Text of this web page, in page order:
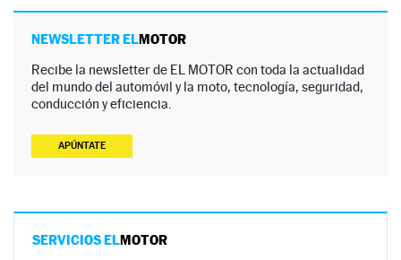
NEWSLETTER ELMOTOR
Recibe la newsletter de EL MOTOR con toda la actualidad
del mundo del automóvil y la moto, tecnología, seguridad,
conducción y eficiencia.
APÚNTATE
SERVICIOS ELMOTOR